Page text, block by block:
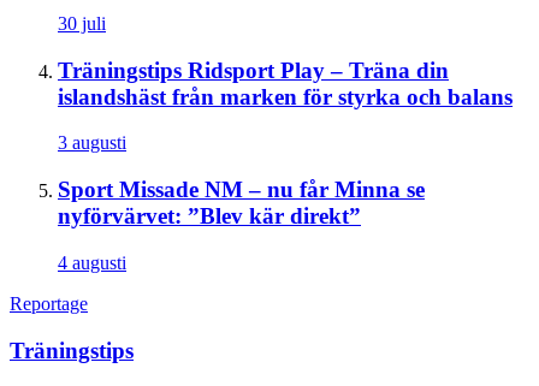
30 juli
Träningstips Ridsport Play – Träna din
islandshäst från marken för styrka och balans
3 augusti
Sport Missade NM – nu får Minna se
nyförvärvet: ”Blev kär direkt”
4 augusti
Reportage
Träningstips